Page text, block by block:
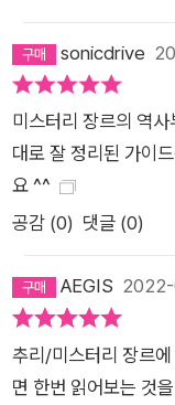
되었다면 미스터리
드북』은 미스터리라
는 숙련된 안내자처럼
다.
sonicdrive
미스터리 장르의 역
대로 잘 정리된 가이
요 ^^
공감 (0) 댓글 (0)
AEGIS
추리/미스터리 장르
면 한번 읽어보는 것